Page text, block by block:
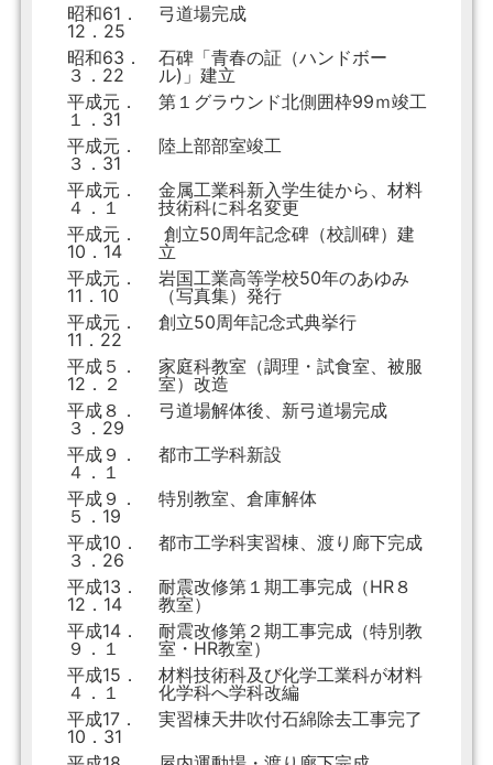
昭和61．
12．25
弓道場完成
昭和63．
３．22
石碑「青春の証（ハンドボー
ル)」建立
平成元．
１．31
第１グラウンド北側囲枠99ｍ竣工
平成元．
３．31
陸上部部室竣工
平成元．
４．１
金属工業科新入学生徒から、材料
技術科に科名変更
平成元．
10．14
創立50周年記念碑（校訓碑）建
立
平成元．
11．10
岩国工業高等学校50年のあゆみ
（写真集）発行
平成元．
11．22
創立50周年記念式典挙行
平成５．
12．２
家庭科教室（調理・試食室、被服
室）改造
平成８．
３．29
弓道場解体後、新弓道場完成
平成９．
４．１
都市工学科新設
平成９．
５．19
特別教室、倉庫解体
平成10．
３．26
都市工学科実習棟、渡り廊下完成
平成13．
12．14
耐震改修第１期工事完成（HR８
教室）
平成14．
９．１
耐震改修第２期工事完成（特別教
室・HR教室）
平成15．
４．１
材料技術科及び化学工業科が材料
化学科へ学科改編
平成17．
10．31
実習棟天井吹付石綿除去工事完了